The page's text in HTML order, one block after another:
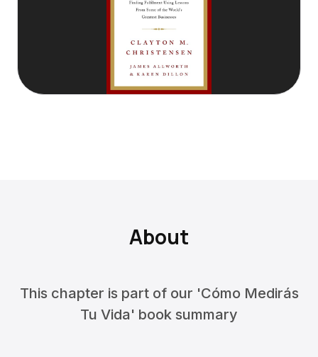
About
This chapter is part of our 'Cómo Medirás
Tu Vida' book summary